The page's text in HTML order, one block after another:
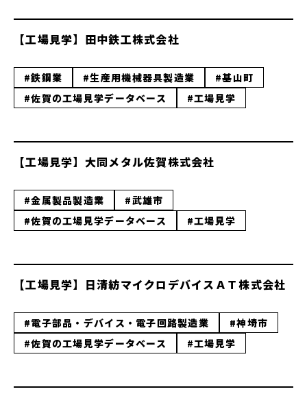
【工場見学】田中鉄工株式会社
#鉄鋼業 #生産用機械器具製造業
#基山町
#佐賀の工場見学データベース
#工場見学
【工場見学】大同メタル佐賀株式会社
#金属製品製造業
#武雄市
#佐賀の工場見学データベース
#工場見学
【工場見学】日清紡マイクロデバイスＡＴ株式会社
#電子部品・デバイス・電子回路製造業
#神埼市
#佐賀の工場見学データベース
#工場見学